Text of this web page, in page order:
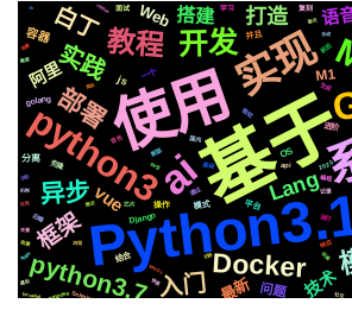
基于
使用
ai
实现
python3
开发
教程
Docker
部署
python3.7
异步
实践
入门
框架
白丁
Lang
打造
搭建 语
vue
技术
阿里
最新
Web
M1
问题
容器
js
分离 OS
进阶
Django
平台
结合
模式
操作
一个
并且
golang
复刻
学习
克隆
面试
api
微软
基础 2020
国内
后端
编程
记录
Selenium
通过
新版
svg
生成
运行
音色
响应
compose
芯片
前后
切换 动画
合成
爬虫
情况
io
聊天
MacOs
快速
识别
流程
可用
机制
社交
centos
需要
变量
场景
阻塞
Apple
Tornado6
遇到